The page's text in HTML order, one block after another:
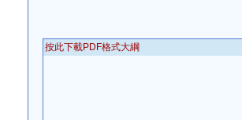
按此下載PDF格式大綱